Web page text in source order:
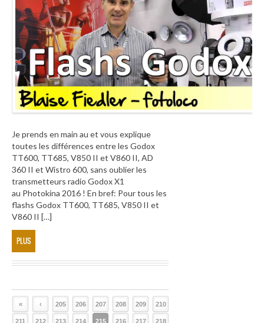
Je prends en main au et vous explique
toutes les différences entre les Godox
TT600, TT685, V850 II et V860 II, AD
360 II et Wistro 600, sans oublier les
transmetteurs radio Godox X1
au Photokina 2016 ! En bref: Pour tous les
flashs Godox TT600, TT685, V850 II et
V860 II […]
PLUS
« ‹ 205 206 207 208 209 210
211 212 213 214 215 216 217 218